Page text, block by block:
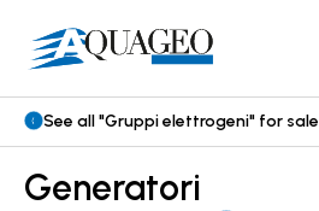
See all "Gruppi elettrogeni" for sale
Generatori